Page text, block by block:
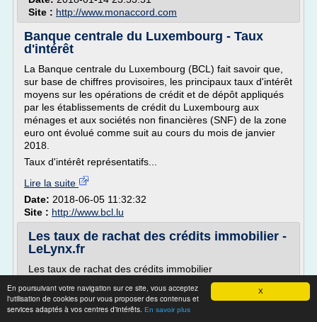
X
En poursuivant votre navigation sur ce site, vous acceptez
l'utilisation de cookies pour vous proposer des contenus et
services adaptés à vos centres d'intérêts. En savoir plus
Site : http://www.monaccord.com
Banque centrale du Luxembourg - Taux
d'intérêt
La Banque centrale du Luxembourg (BCL) fait savoir que,
sur base de chiffres provisoires, les principaux taux d'intérêt
moyens sur les opérations de crédit et de dépôt appliqués
par les établissements de crédit du Luxembourg aux
ménages et aux sociétés non financières (SNF) de la zone
euro ont évolué comme suit au cours du mois de janvier
2018.
Taux d'intérêt représentatifs...
Lire la suite
Date: 2018-06-05 11:32:32
Site : http://www.bcl.lu
Les taux de rachat des crédits immobilier -
LeLynx.fr
Les taux de rachat des crédits immobilier
Damien Pivot o Mis à jour le 07.07.16
Financer son projet immobilier à un taux intéressant est
un avantage pour qui a souscrit un prêt immobilier. Si le